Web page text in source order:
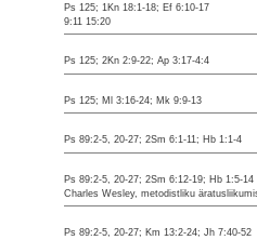
Ps 125; 1Kn 18:1-18; Ef 6:10-17
9:11 15:20
Ps 125; 2Kn 2:9-22; Ap 3:17-4:4
Ps 125; Ml 3:16-24; Mk 9:9-13
Ps 89:2-5, 20-27; 2Sm 6:1-11; Hb 1:1-4
Ps 89:2-5, 20-27; 2Sm 6:12-19; Hb 1:5-14
Charles Wesley, metodistliku
Ps 89:2-5, 20-27; Km 13:2-24; Jh 7:40-52